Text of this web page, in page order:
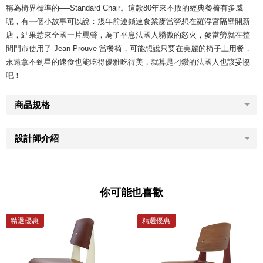
稱為椅界標準的──Standard Chair。這款80年來不敗的經典餐椅有多威
呢，有一個小故事可以說：幾年前連鎖速食業麥當勞想在羅浮宮隔壁開新
店，結果惹來全國一片罵聲，為了平息法國人驕傲的怒火，麥當勞就在整
間門市使用了 Jean Prouve 當餐椅，可能想說只要在美麗的椅子上用餐，
永遠拿不到星的速食也能吃得優雅吃得美，就算是刁鑽的法國人也該妥協
吧！
商品規格
設計師介紹
你可能也喜歡
精選優惠 精選優惠